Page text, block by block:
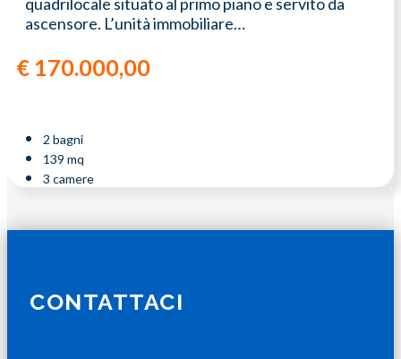
ascensore. L’unità immobiliare…
€ 170.000,00
2 bagni
139 mq
3 camere
CONTATTACI